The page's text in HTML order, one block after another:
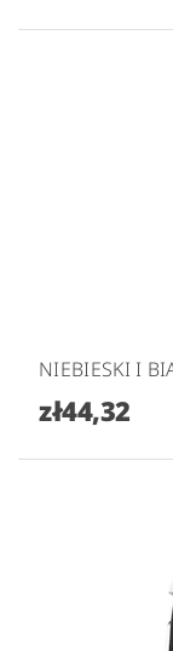
NIEBIESKI I
zł44,32